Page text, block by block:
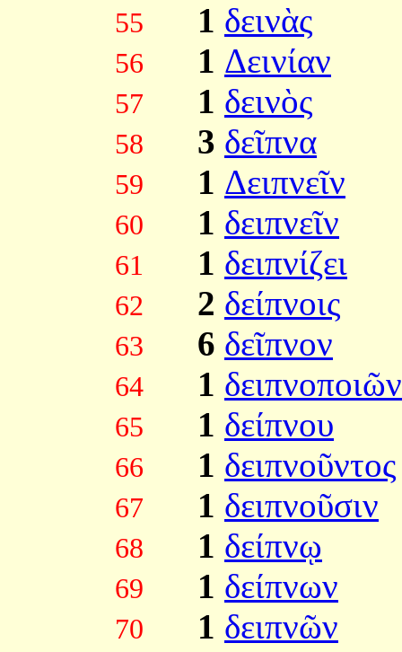
55 1 δεινὰς
56 1 Δεινίαν
57 1 δεινὸς
58 3 δεῖπνα
59 1 Δειπνεῖν
60 1 δειπνεῖν
61 1 δειπνίζει
62 2 δείπνοις
63 6 δεῖπνον
64 1 δειπνοποιῶν
65 1 δείπνου
66 1 δειπνοῦντος
67 1 δειπνοῦσιν
68 1 δείπνῳ
69 1 δείπνων
70 1 δειπνῶν